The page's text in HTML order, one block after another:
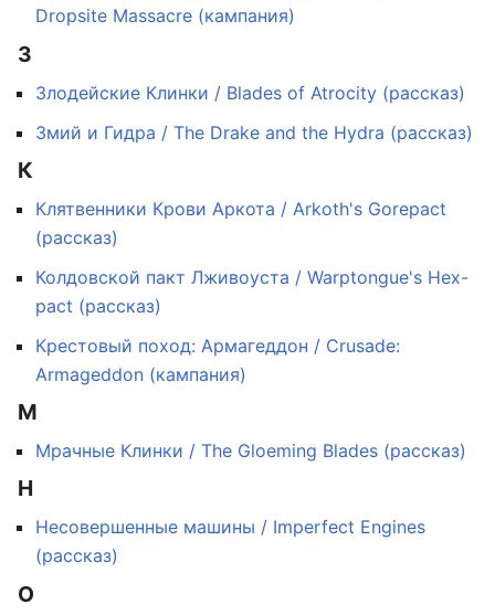
Dropsite Massacre (кампания)
З
Злодейские Клинки / Blades of Atrocity (рассказ)
Змий и Гидра / The Drake and the Hydra (рассказ)
К
Клятвенники Крови Аркота / Arkoth's Gorepact
(рассказ)
Колдовской пакт Лживоуста / Warptongue's Hex-
pact (рассказ)
Крестовый поход: Армагеддон / Crusade:
Armageddon (кампания)
М
Мрачные Клинки / The Gloeming Blades (рассказ)
Н
Несовершенные машины / Imperfect Engines
(рассказ)
О